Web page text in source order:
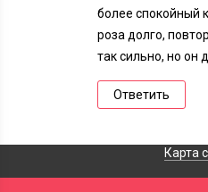
более спокойный
роза долго,
так сильно, но он
Ответить
Карта